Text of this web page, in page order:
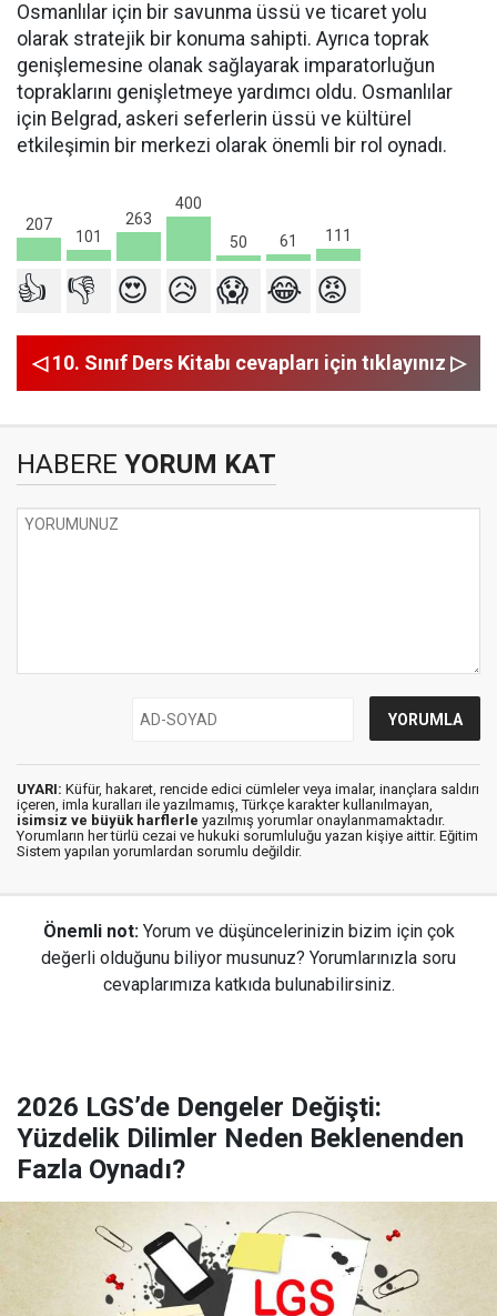
Osmanlılar için bir savunma üssü ve ticaret yolu
olarak stratejik bir konuma sahipti. Ayrıca toprak
genişlemesine olanak sağlayarak imparatorluğun
topraklarını genişletmeye yardımcı oldu. Osmanlılar
için Belgrad, askeri seferlerin üssü ve kültürel
etkileşimin bir merkezi olarak önemli bir rol oynadı.
207
101
263
400
50 61 111
👍 👎 😍 😥 😱 😂 😡
◁ 10. Sınıf Ders Kitabı cevapları için tıklayınız ▷
HABERE YORUM KAT
UYARI: Küfür, hakaret, rencide edici cümleler veya imalar, inançlara saldırı
içeren, imla kuralları ile yazılmamış, Türkçe karakter kullanılmayan,
isimsiz ve büyük harflerle yazılmış yorumlar onaylanmamaktadır.
Yorumların her türlü cezai ve hukuki sorumluluğu yazan kişiye aittir. Eğitim
Sistem yapılan yorumlardan sorumlu değildir.
Önemli not: Yorum ve düşüncelerinizin bizim için çok
değerli olduğunu biliyor musunuz? Yorumlarınızla soru
cevaplarımıza katkıda bulunabilirsiniz.
2026 LGS’de Dengeler Değişti:
Yüzdelik Dilimler Neden Beklenenden
Fazla Oynadı?